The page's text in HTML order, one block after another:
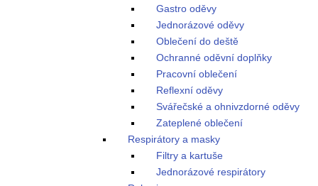
Gastro oděvy
Jednorázové oděvy
Oblečení do deště
Ochranné oděvní doplňky
Pracovní oblečení
Reflexní oděvy
Svářečské a ohnivzdorné oděvy
Zateplené oblečení
Respirátory a masky
Filtry a kartuše
Jednorázové respirátory